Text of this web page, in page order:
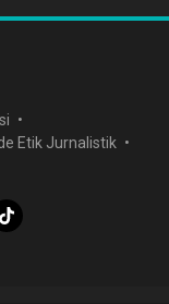
Etik Jurnalistik